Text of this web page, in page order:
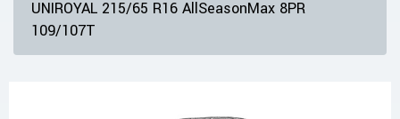
UNIROYAL 215/65 R16 AllSeasonMax 8PR
109/107T